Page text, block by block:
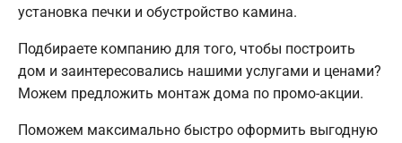
установка печки и обустройство камина.
Подбираете компанию для того, чтобы построить
дом и заинтересовались нашими услугами и ценами?
Можем предложить монтаж дома по промо-акции.
Поможем максимально быстро оформить выгодную